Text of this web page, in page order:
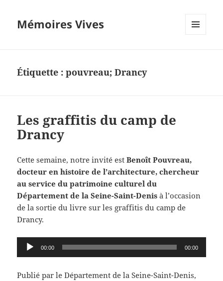
Mémoires Vives
Étiquette :pouvreau; Drancy
Les graffitis du camp de
Drancy
Cette semaine, notre invité estBenoît Pouvreau,
docteur en histoire de l’architecture, chercheur
au service du patrimoine culturel du
Département de la Seine-Saint-Denis à l’occasion
de la sortie du livre sur les graffitis du camp de
Drancy.
Lecteur
audio
00:00 00:00
Publié par le Département de la Seine-Saint-Denis,